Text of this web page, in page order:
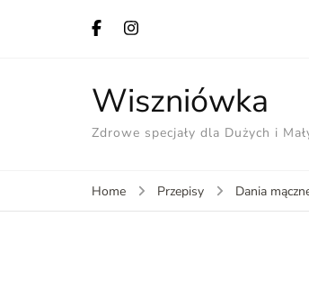
Wiszniówka
Zdrowe specjały dla Dużych i
Home Przepisy Dania